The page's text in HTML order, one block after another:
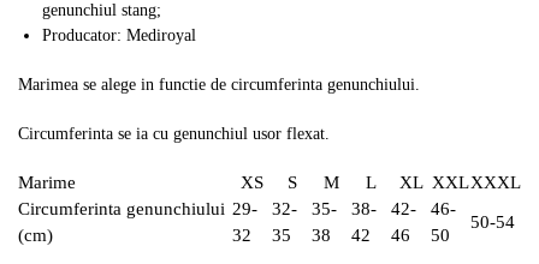
genunchiul stang;
Producator: Mediroyal
Marimea se alege in functie de circumferinta genunchiului.
Circumferinta se ia cu genunchiul usor flexat.
Marime XS S M L XL XXLXXXL
Circumferinta genunchiului
(cm)
29-
32
32-
35
35-
38
38-
42
42-
46
46-
50
50-54